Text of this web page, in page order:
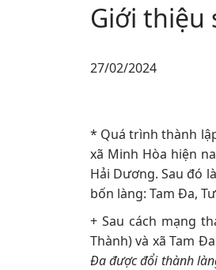
Giới thiệu
27/02/2024
* Quá trình thành
xã Minh Hòa hiện
Hải Dương. Sau đó
bốn làng: Tam Đa,
+ Sau cách mạng
Thành) và xã Tam
Đa được đổi thành